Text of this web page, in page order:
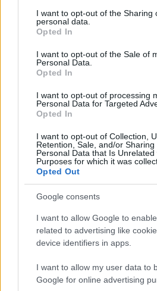
not limited to your visit or usage
grant or deny consent to Google
use your data for below specified
consent section.
I want to opt-out of the Sharing
personal data.
Opted In
I want to opt-out of the Sale of
Personal Data.
Opted In
I want to opt-out of processing
Personal Data for Targeted
Opted In
I want to opt-out of Collection,
Retention, Sale, and/or Sharing
Personal Data that Is Unrelated
Purposes for which it was
Opted Out
Google consents
I want to allow Google to
related to advertising like
device identifiers in apps.
I want to allow my user data to
Google for online advertising
RISULTATI
Serie A, l’Inter chiude a 87
Francesca Lombardi · 5 Giu 2026
Jung decisivo con un
Rangers 4 Athletics 3
RISULTATI